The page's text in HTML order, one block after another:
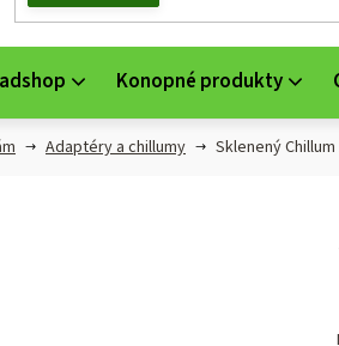
Konopné produkty
Adaptéry a chillumy Sklenený